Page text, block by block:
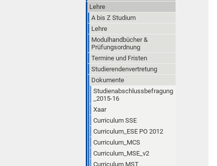
Lehre
A bis Z Studium
Lehre
Modulhandbücher &
Prüfungsordnung
Termine und Fristen
Studierendenvertretung
Dokumente
Studienabschlussbefragung
_2015-16
Xaar
Curriculum SSE
Curriculum_ESE PO 2012
Curriculum_MCS
Curriculum_MSE_v2
Curriculum MST